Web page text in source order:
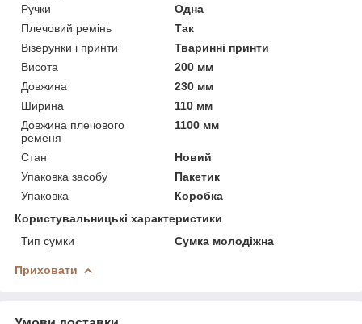
Ручки
Одна
Плечовий ремінь
Так
Візерунки і принти
Тваринні принти
Висота
200 мм
Довжина
230 мм
Ширина
110 мм
Довжина плечового
ременя
1100 мм
Стан
Новий
Упаковка засобу
Пакетик
Упаковка
Коробка
Користувальницькі характеристики
Тип сумки
Сумка молодіжна
Приховати